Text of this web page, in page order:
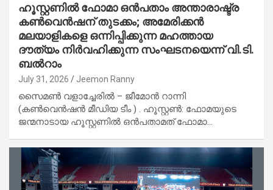
ഹൂസ്റ്റണിൽ ഫോമാ ഒൻപതാം അന്താരാഷ്ട്ര
കൺവെൻഷന് തുടക്കം; അമേരിക്കൻ
മലയാളികളെ ഒന്നിപ്പിക്കുന്ന മഹത്തായ
ദൗത്യം നിർവഹിക്കുന്ന സംഘടനയെന്ന് വി.ടി.
ബൽറാം
July 31, 2026 Jeemon Ranny
സൈമൺ വളാച്ചേരിൽ – ജീമോൻ റാന്നി
(കൺവെൻഷൻ മീഡിയ ടീം ) . ഹൂസ്റ്റൺ: ഫോമയുടെ
ജന്മനാടായ ഹൂസ്റ്റണിൽ ഒൻപതാമത് ഫോമാ…